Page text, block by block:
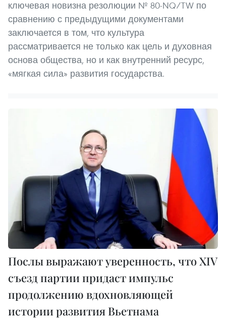
ключевая новизна резолюции № 80-NQ/TW по
сравнению с предыдущими документами
заключается в том, что культура
рассматривается не только как цель и духовная
основа общества, но и как внутренний ресурс,
«мягкая сила» развития государства.
Послы выражают уверенность, что XIV
съезд партии придаст импульс
продолжению вдохновляющей
истории развития Вьетнама